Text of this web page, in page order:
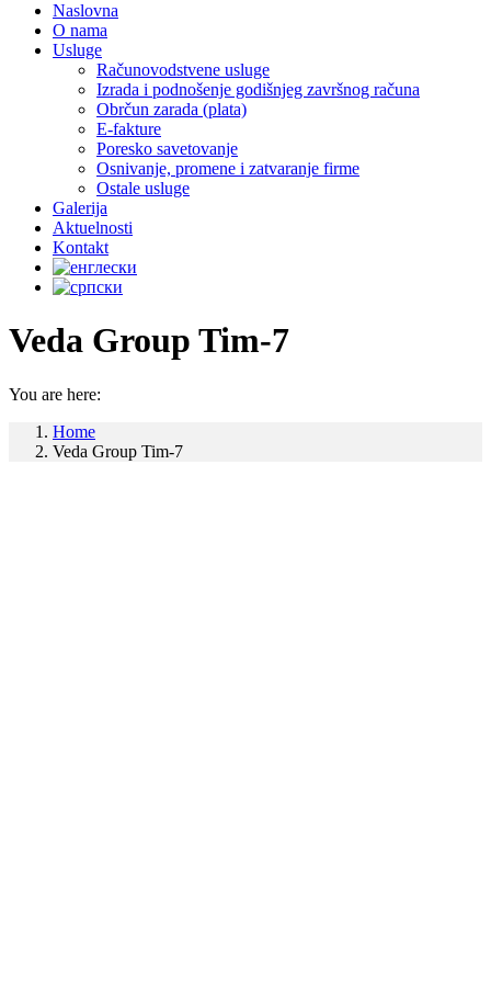
Naslovna
O nama
Usluge
Računovodstvene usluge
Izrada i podnošenje godišnjeg završnog računa
Obrčun zarada (plata)
E-fakture
Poresko savetovanje
Osnivanje, promene i zatvaranje firme
Ostale usluge
Galerija
Aktuelnosti
Kontakt
Veda Group Tim-7
You are here:
Home
Veda Group Tim-7